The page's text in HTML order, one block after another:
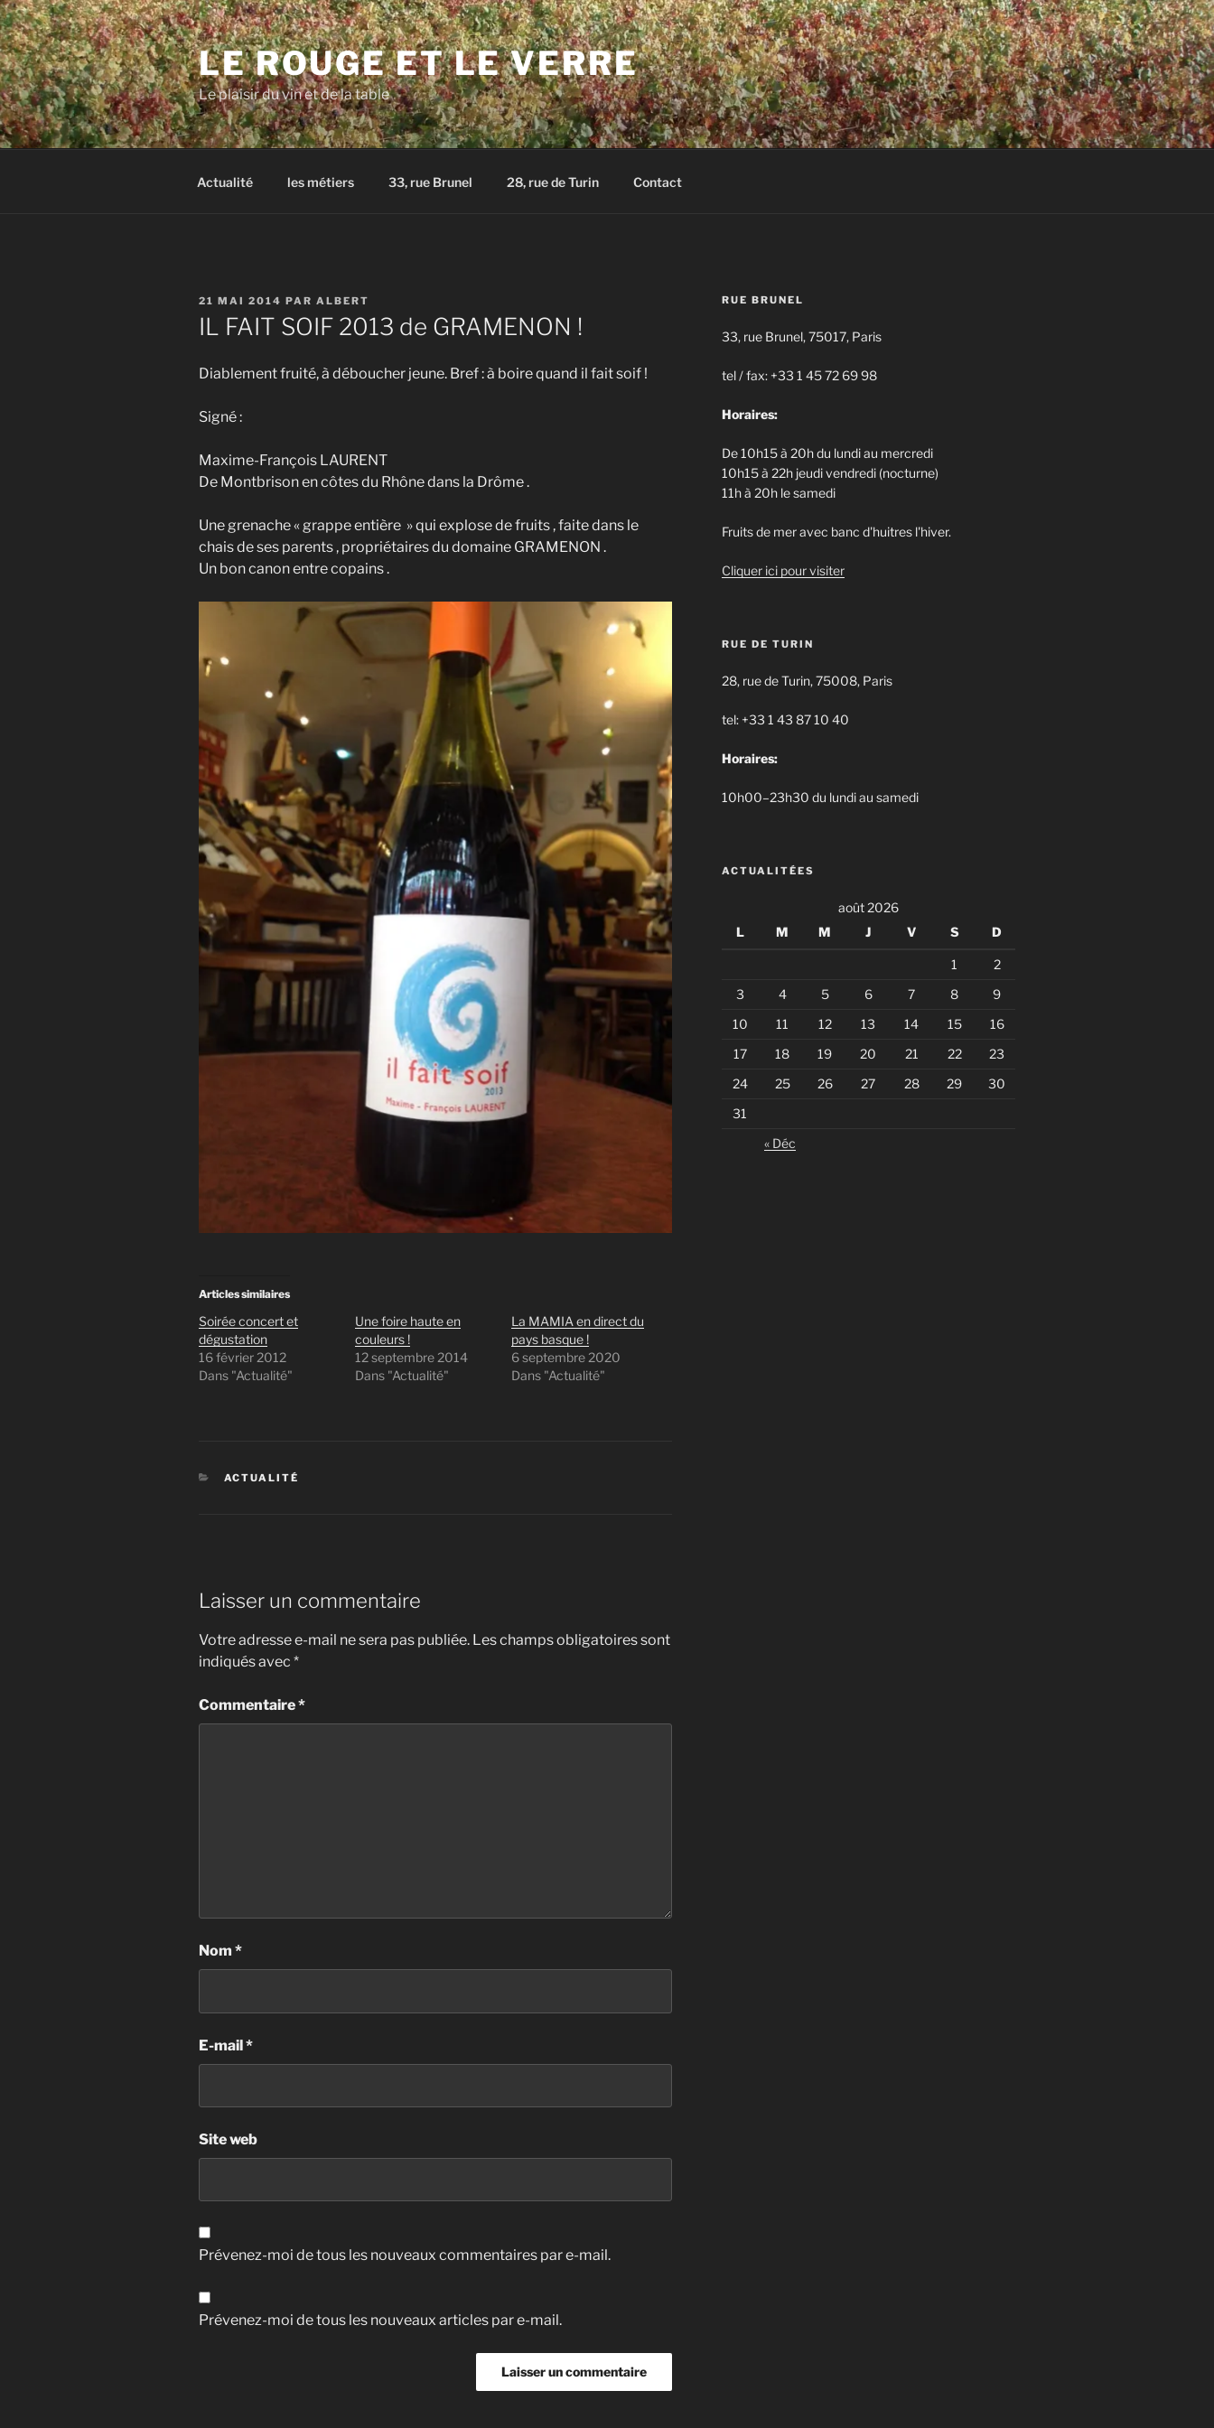
Aller
au
contenu
principal
LE ROUGE ET LE VERRE
Le plaisir du vin et de la table
Actualité les métiers 33, rue Brunel 28, rue de Turin Contact
PUBLIÉ
LE
21 MAI 2014 PAR ALBERT
IL FAIT SOIF 2013 de GRAMENON !
Diablement fruité, à déboucher jeune. Bref : à boire quand il fait soif !
Signé :
Maxime-François LAURENT
De Montbrison en côtes du Rhône dans la Drôme .
Une grenache « grappe entière » qui explose de fruits , faite dans le
chais de ses parents , propriétaires du domaine GRAMENON .
Un bon canon entre copains .
Articles similaires
Soirée concert et
dégustation
16 février 2012
Dans "Actualité"
Une foire haute en
couleurs !
12 septembre 2014
Dans "Actualité"
La MAMIA en direct du
pays basque !
6 septembre 2020
Dans "Actualité"
CATÉGORIES
ACTUALITÉ
Laisser un commentaire
Votre adresse e-mail ne sera pas publiée. Les champs obligatoires sont
indiqués avec *
Commentaire*
Nom *
E-mail*
Site web
Prévenez-moi de tous les nouveaux commentaires par e-mail.
Prévenez-moi de tous les nouveaux articles par e-mail.
RUE BRUNEL
33, rue Brunel, 75017, Paris
tel / fax: +33 1 45 72 69 98
Horaires:
De 10h15 à 20h du lundi au mercredi
10h15 à 22h jeudi vendredi (nocturne)
11h à 20h le samedi
Fruits de mer avec banc d'huitres l'hiver.
Cliquer ici pour visiter
RUE DE TURIN
28, rue de Turin, 75008, Paris
tel: +33 1 43 87 10 40
Horaires:
10h00–23h30 du lundi au samedi
ACTUALITÉES
août 2026
L
M M J V S D
1
2
3
4 5 6 7 8
9
10
11 12 13 14 15
16
17
18 19 20 21 22
23
24
25 26 27 28 29
30
31
« Déc